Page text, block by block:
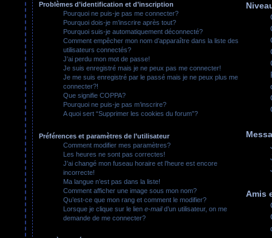
Problèmes d’identification et d’inscription
Pourquoi ne puis-je pas me connecter?
Pourquoi dois-je m’inscrire après tout?
Pourquoi suis-je automatiquement déconnecté?
Comment empêcher mon nom d’apparaître dans la liste des
utilisateurs connectés?
J’ai perdu mon mot de passe!
Je suis enregistré mais je ne peux pas me connecter!
Je me suis enregistré par le passé mais je ne peux plus me
connecter?!
Que signifie COPPA?
Pourquoi ne puis-je pas m’inscrire?
A quoi sert “Supprimer les cookies du forum”?
Préférences et paramètres de l’utilisateur
Comment modifier mes paramètres?
Les heures ne sont pas correctes!
J’ai changé mon fuseau horaire et l’heure est encore
incorrecte!
Ma langue n’est pas dans la liste!
Comment afficher une image sous mon nom?
Qu’est-ce que mon rang et comment le modifier?
Lorsque je clique sur le lien e-maild’un utilisateur, on me
demande de me connecter?
Amis